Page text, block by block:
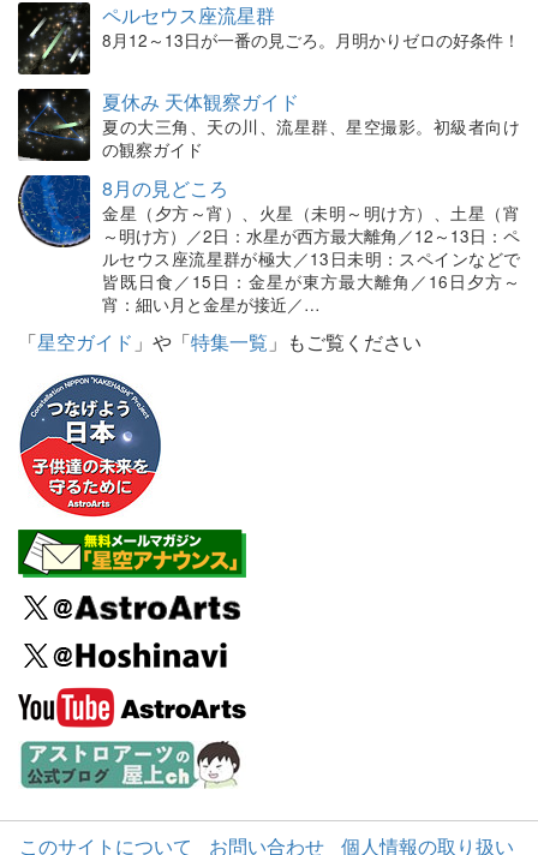
ペルセウス座流星群
8月12～13日が一番の見ごろ。月明かりゼロの好条件！
夏休み 天体観察ガイド
夏の大三角、天の川、流星群、星空撮影。初級者向け
の観察ガイド
8月の見どころ
金星（夕方～宵）、火星（未明～明け方）、土星（宵
～明け方）／2日：水星が西方最大離角／12～13日：ペ
ルセウス座流星群が極大／13日未明：スペインなどで
皆既日食／15日：金星が東方最大離角／16日夕方～
宵：細い月と金星が接近／…
「星空ガイド 」や「特集一覧 」もご覧ください
このサイトについて お問い合わせ 個人情報の取り扱い